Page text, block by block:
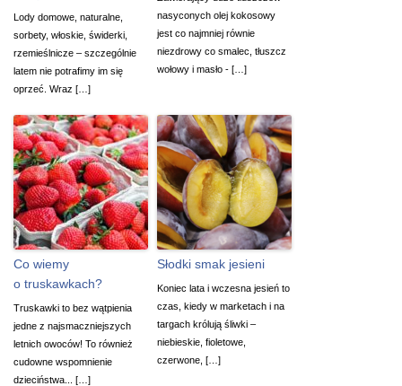
Lody domowe, naturalne,
sorbety, włoskie, świderki,
rzemieślnicze – szczególnie
latem nie potrafimy im się
oprzeć. Wraz […]
nasyconych olej kokosowy
jest co najmniej równie
niezdrowy co smalec, tłuszcz
wołowy i masło - […]
Co wiemy
o truskawkach?
Truskawki to bez wątpienia
jedne z najsmaczniejszych
letnich owoców! To również
cudowne wspomnienie
dzieciństwa... […]
Słodki smak jesieni
Koniec lata i wczesna jesień to
czas, kiedy w marketach i na
targach królują śliwki –
niebieskie, fioletowe,
czerwone, […]